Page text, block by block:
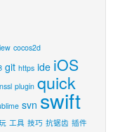
cocos2d
git https ide iOS
plugin quick
svn swift
工具 技巧 抗锯齿 插件